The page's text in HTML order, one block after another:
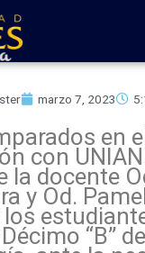
marzo 7, 2023
en
con
la docente
y Od.
“B”